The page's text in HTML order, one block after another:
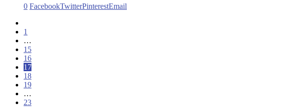
0 FacebookTwitterPinterestEmail
1
…
15
16
17
18
19
…
23